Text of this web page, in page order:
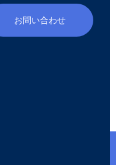
お問い合わせ